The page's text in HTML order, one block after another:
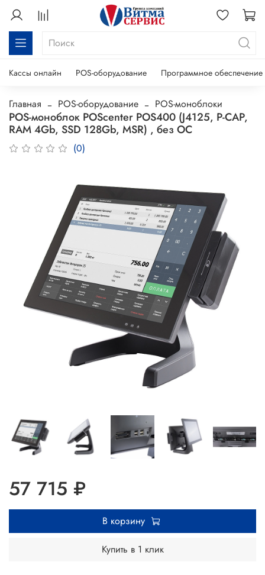
Кассы онлайн POS-оборудование Программное обеспечение
Главная POS-оборудование POS-моноблоки
POS-моноблок POScenter POS400 (J4125, P-CAP,
RAM 4Gb, SSD 128Gb, MSR) , без ОС
(0)
57 715 ₽
В корзину
Купить в 1 клик